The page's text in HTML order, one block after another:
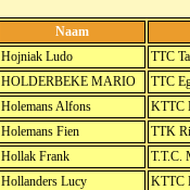
Naam
Hojniak Ludo
TTC
HOLDERBEKE MARIO
TTC
Holemans Alfons
KTTC
Holemans Fien
TTK
Hollak Frank
T.T.C.
Hollanders Lucy
KTTC